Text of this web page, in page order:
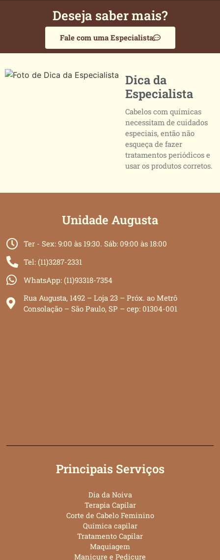
Deseja saber mais?
Fale com uma Especialista
Dica da
Especialista
Cabelos com químicas
necessitam de cuidados
especiais, então não
esqueça de fazer
tratamentos periódicos e
usar os produtos corretos.
Principais Serviços
Dia da Noiva
Terapia Capilar
Corte de Cabelo Feminino
Química capilar
Tratamento Capilar
Maquiagem
Manicure e Pedicure
Unidade Augusta
Ter - Sex: 9:00 às 19:30. Sáb: 09:00 às 18:00
Tel: (11)3287-2331
WhatsApp: (11)93318-7354
Rua Augusta, 1492 – Loja 23 – Próx. ao Metrô
Consolação – São Paulo, SP – cep: 01304-001